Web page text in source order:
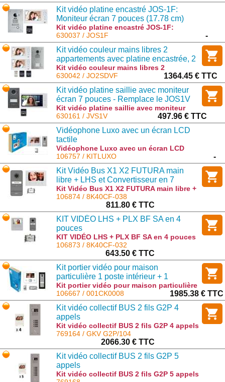
Kit vidéo platine encastré JOS-1F:
Moniteur écran 7 pouces (17.78 cm)
Kit vidéo platine encastré JOS-1F:
Moniteur écran 7 pouces (17.78 cm) :
JOS1F
630037 / JOS1F
-
Kit vidéo couleur mains libres 2
appartements avec platine encastrée, 2
alimentations - 130407
Kit vidéo couleur mains libres 2
appartements avec platine encastrée, 2
alimentations - 130407 : JO2SDVF
630042 / JO2SDVF
1364.45 € TTC
Kit vidéo platine saillie avec moniteur
écran 7 pouces - Remplace le JOS1V
Kit vidéo platine saillie avec moniteur
écran 7 pouces - Remplace le JOS1V :
JVS1V
630161 / JVS1V
497.96 € TTC
Vidéophone Luxo avec un écran LCD
tactile
Vidéophone Luxo avec un écran LCD
tactile : KITLUXO
106757 / KITLUXO
-
Kit Vidéo Bus X1 X2 FUTURA main
libre + LHS et Convertisseur en 7
pouces
Kit Vidéo Bus X1 X2 FUTURA main libre +
LHS et Convertisseur en 7 pouces :
106874 / 8K40CF-038
811.80 € TTC
KIT VIDÉO LHS + PLX BF SA en 4
pouces
KIT VIDÉO LHS + PLX BF SA en 4 pouces
: 8K40CF-032
106873 / 8K40CF-032
643.50 € TTC
Kit portier vidéo pour maison
particulière 1 poste intérieur + 1
combiné avec clavier extérieur LCD 4.3
pouces + tactile
Kit portier vidéo pour maison particulière
1 poste intérieur + 1 combiné avec clavier
extérieur LCD 4.3 pouces + tactile :
001CK0008
106667 / 001CK0008
1985.38 € TTC
Kit vidéo collectif BUS 2 fils G2P 4
appels
Kit vidéo collectif BUS 2 fils G2P 4 appels
: GKV G2P/104
769164 / GKV G2P/104
2066.30 € TTC
Kit vidéo collectif BUS 2 fils G2P 5
appels
Kit vidéo collectif BUS 2 fils G2P 5 appels